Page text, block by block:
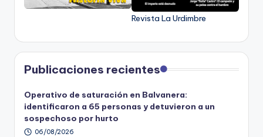
Revista La Urdimbre
Publicaciones recientes
Operativo de saturación en Balvanera:
identificaron a 65 personas y detuvieron a un
sospechoso por hurto
06/08/2026